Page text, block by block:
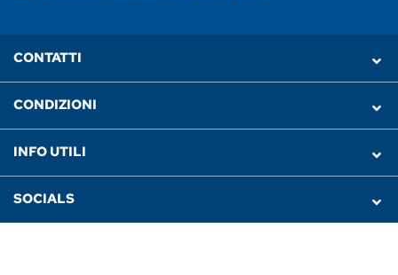
CONTATTI
CONDIZIONI
INFO UTILI
SOCIALS